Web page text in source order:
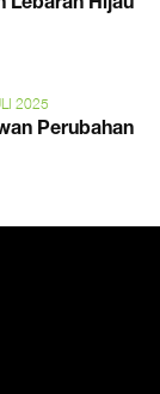
Lebaran Hijau
2025
Perubahan